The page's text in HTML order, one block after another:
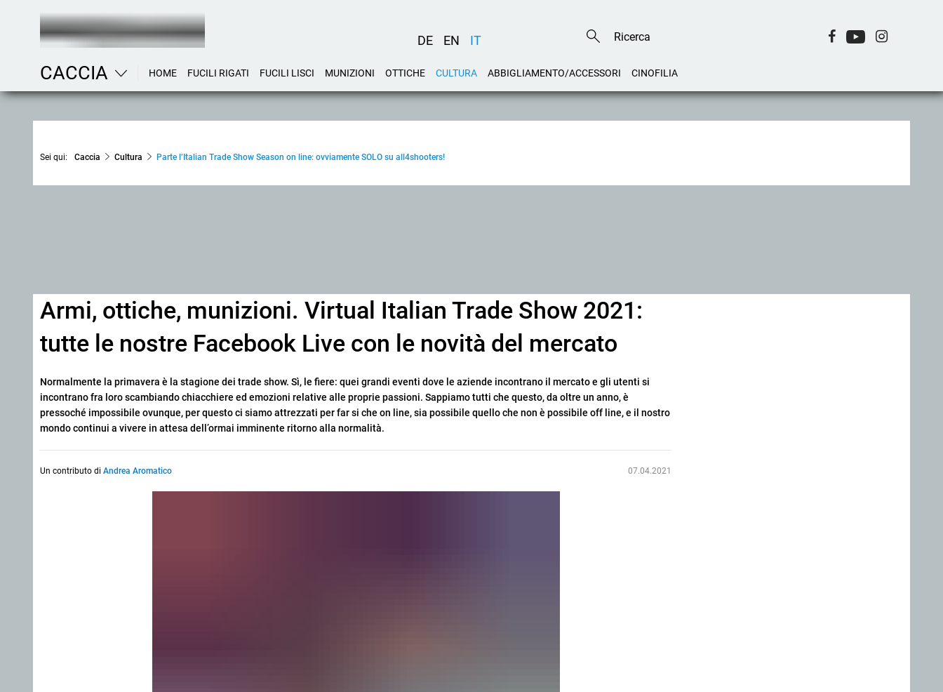
DE EN IT
CACCIA HOME FUCILI RIGATI FUCILI LISCI MUNIZIONI OTTICHE CULTURA ABBIGLIAMENTO/ACCESSORI CINOFILIA
Sei qui: Caccia Cultura Parte l’Italian Trade Show Season on line: ovviamente SOLO su all4shooters!
Armi, ottiche, munizioni. Virtual Italian Trade Show 2021:
tutte le nostre Facebook Live con le novità del mercato
Normalmente la primavera è la stagione dei trade show. Sì, le fiere: quei grandi eventi dove le aziende incontrano il mercato e gli utenti si
incontrano fra loro scambiando chiacchiere ed emozioni relative alle proprie passioni. Sappiamo tutti che questo, da oltre un anno, è
pressoché impossibile ovunque, per questo ci siamo attrezzati per far si che on line, sia possibile quello che non è possibile off line, e il nostro
mondo continui a vivere in attesa dell’ormai imminente ritorno alla normalità.
Un contributo di Andrea Aromatico 07.04.2021